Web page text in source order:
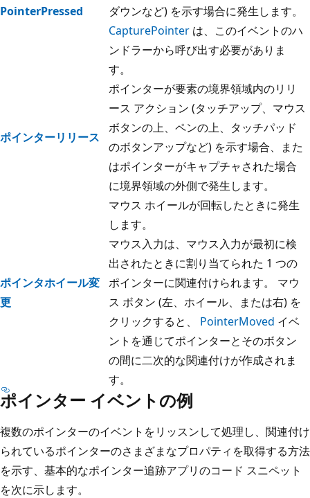
PointerPressed
ダウンなど) を示す場合に発生します。
CapturePointer は、このイベントのハ
ンドラーから呼び出す必要がありま
す。
ポインターリリース
ポインターが要素の境界領域内のリリ
ース アクション (タッチアップ、マウス
ボタンの上、ペンの上、タッチパッド
のボタンアップなど) を示す場合、また
はポインターがキャプチャされた場合
に境界領域の外側で発生します。
ポインタホイール変
更
マウス ホイールが回転したときに発生
します。
マウス入力は、マウス入力が最初に検
出されたときに割り当てられた 1 つの
ポインターに関連付けられます。 マウ
ス ボタン (左、ホイール、または右) を
クリックすると、 PointerMoved イベ
ントを通じてポインターとそのボタン
の間に二次的な関連付けが作成されま
す。
ポインター イベントの例
複数のポインターのイベントをリッスンして処理し、関連付け
られているポインターのさまざまなプロパティを取得する方法
を示す、基本的なポインター追跡アプリのコード スニペット
を次に示します。